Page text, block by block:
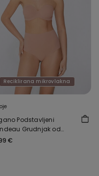
Reciklirana mikrovlakna
Podstavljeni
Grudnjak od
Mikrovlakana
€